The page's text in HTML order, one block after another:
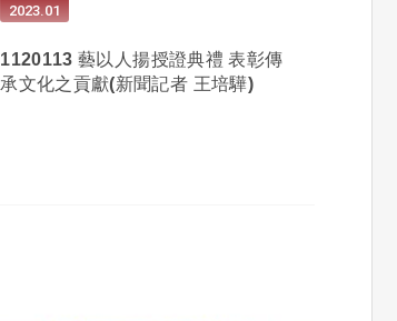
01
2023
1120113 藝以人揚授證典禮 表彰傳
承文化之貢獻(新聞記者 王培驊)